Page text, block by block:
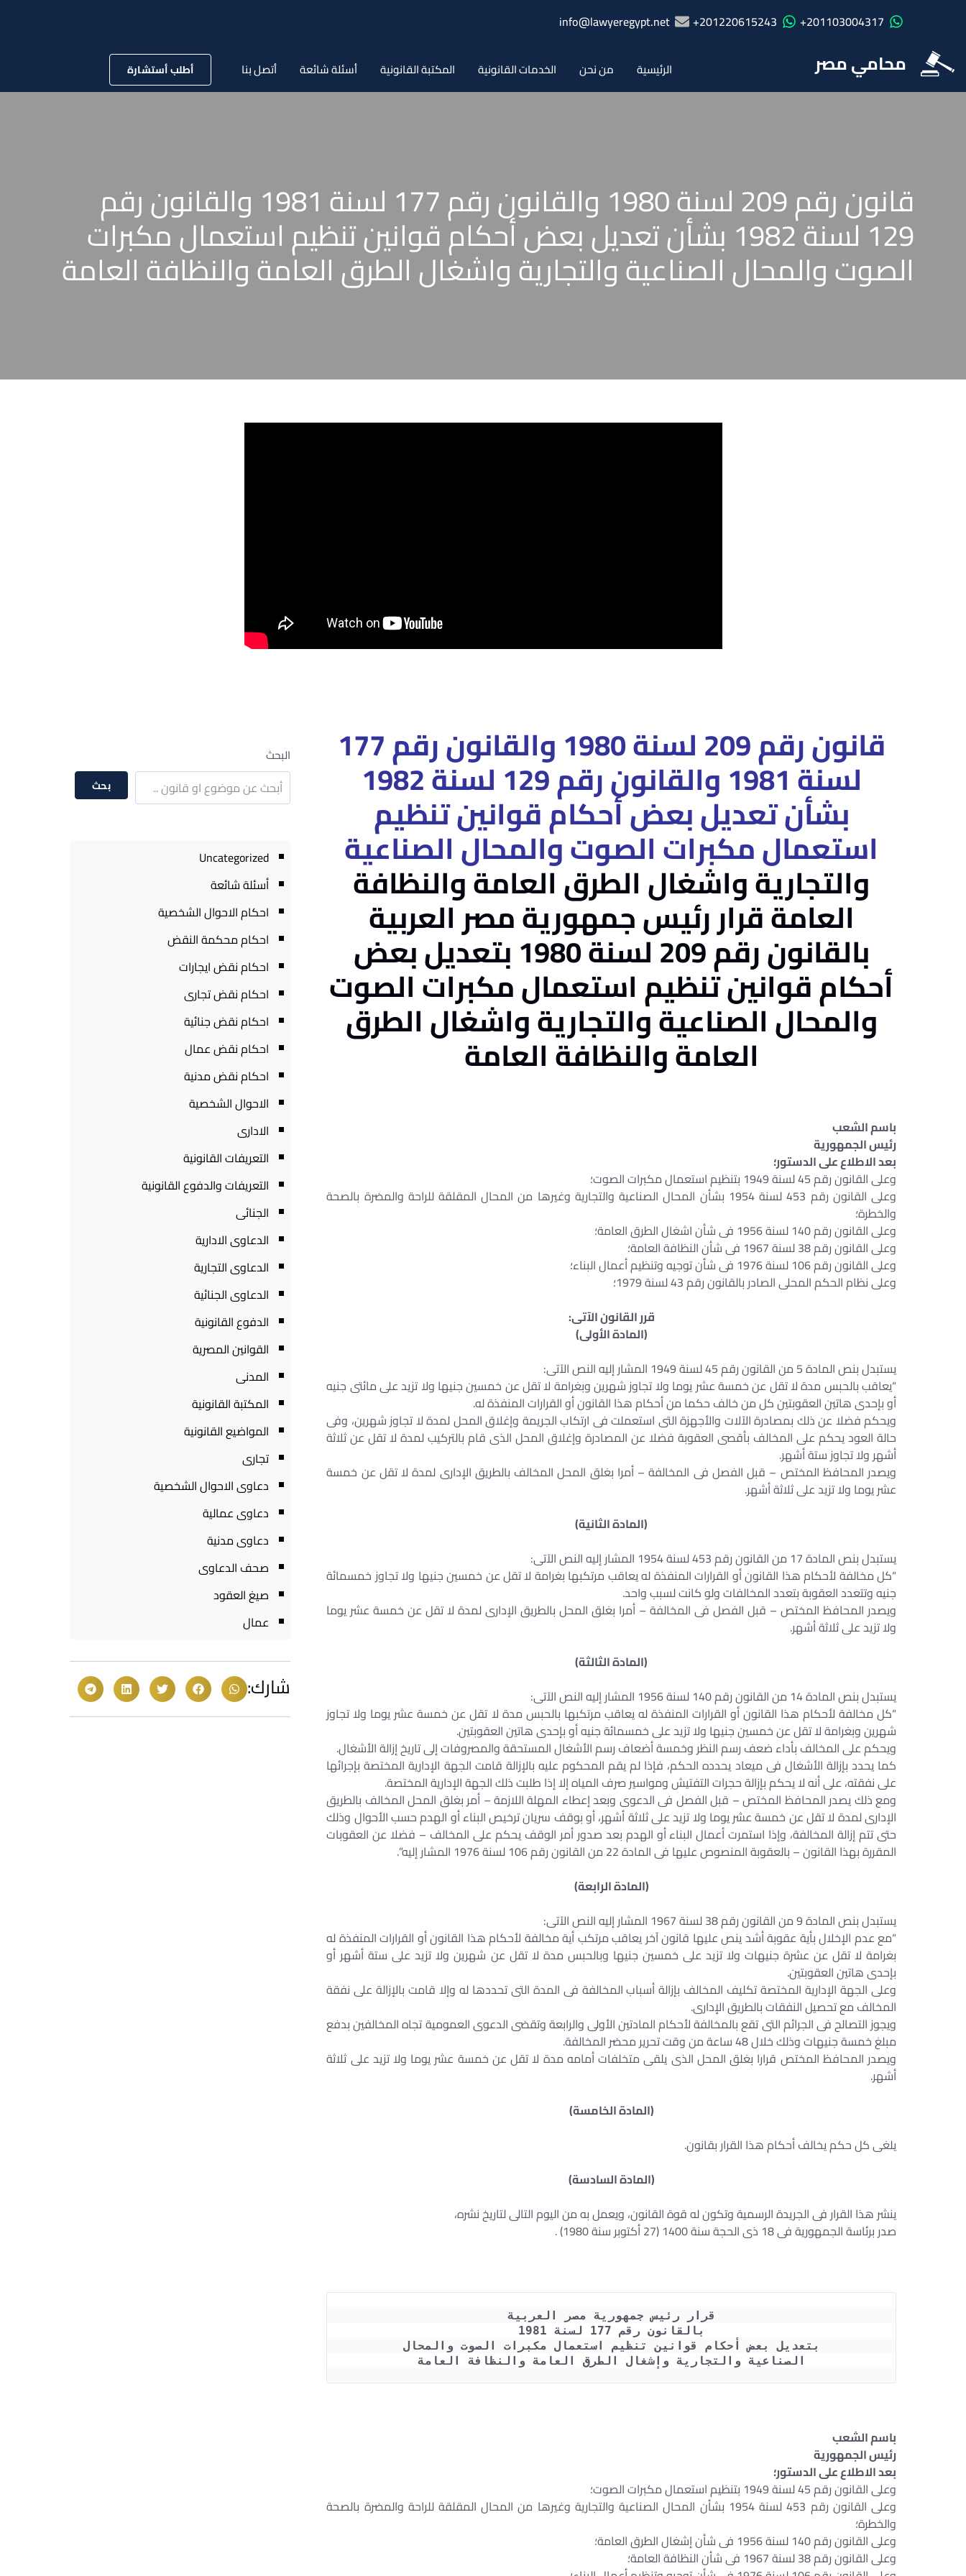
201103004317+
201220615243+
info@lawyeregypt.net
محامي مصر الرئيسية من نحن الخدمات القانونية المكتبة القانونية أسئلة شائعة أتصل بنا أطلب أستشارة
قانون رقم 209 لسنة 1980 والقانون رقم 177 لسنة 1981 والقانون رقم
129 لسنة 1982 بشأن تعديل بعض أحكام قوانين تنظيم استعمال مكبرات
الصوت والمحال الصناعية والتجارية واشغال الطرق العامة والنظافة العامة
قانون رقم 209 لسنة 1980 والقانون رقم 177
لسنة 1981 والقانون رقم 129 لسنة 1982
بشأن تعديل بعض أحكام قوانين تنظيم
استعمال مكبرات الصوت والمحال الصناعية
والتجارية واشغال الطرق العامة والنظافة
العامة قرار رئيس جمهورية مصر العربية
بالقانون رقم 209 لسنة 1980 بتعديل بعض
أحكام قوانين تنظيم استعمال مكبرات الصوت
والمحال الصناعيةوالتجارية واشغال الطرق
العامة والنظافة العامة
باسم الشعب
رئيس الجمهورية
بعد الاطلاع على الدستور؛
وعلى القانون رقم 45 لسنة 1949 بتنظيم استعمال مكبرات الصوت؛
وعلى القانون رقم 453 لسنة 1954 بشأن المحال الصناعية والتجارية وغيرها من المحال المقلقة للراحة والمضرة بالصحة
والخطرة؛
وعلى القانون رقم 140 لسنة 1956 فى شأن اشغال الطرق العامة؛
وعلى القانون رقم 38 لسنة 1967 فى شأن النظافة العامة؛
وعلى القانون رقم 106 لسنة 1976 فى شأن توجيه وتنظيم أعمال البناء؛
وعلى نظام الحكم المحلى الصادر بالقانون رقم 43 لسنة 1979؛
قرر القانون الآتى:
(المادة الأولى)
يستبدل بنص المادة 5 من القانون رقم 45 لسنة 1949 المشار إليه النص الآتى:
“يعاقب بالحبس مدة لا تقل عن خمسة عشر يوما ولا تجاوز شهرين وبغرامة لا تقل عن خمسين جنيها ولا تزيد على مائتى جنيه
أو بإحدى هاتين العقوبتين كل من خالف حكما من أحكام هذا القانون أو القرارات المنفذة له.
ويحكم فضلا عن ذلك بمصادرة الآلات والأجهزة التى استعملت فى ارتكاب الجريمة وإغلاق المحل لمدة لا تجاوز شهرين، وفى
حالة العود يحكم على المخالف بأقصى العقوبة فضلا عن المصادرة وإغلاق المحل الذى قام بالتركيب لمدة لا تقل عن ثلاثة
أشهر ولا تجاوز ستة أشهر.
ويصدر المحافظ المختص – قبل الفصل فى المخالفة – أمرا بغلق المحل المخالف بالطريق الإدارى لمدة لا تقل عن خمسة
عشر يوما ولا تزيد على ثلاثة أشهر.
(المادة الثانية)
يستبدل بنص المادة 17 من القانون رقم 453 لسنة 1954 المشار إليه النص الآتى:
“كل مخالفة لأحكام هذا القانون أو القرارات المنفذة له يعاقب مرتكبها بغرامة لا تقل عن خمسين جنيها ولا تجاوز خمسمائة
جنيه وتتعدد العقوبة بتعدد المخالفات ولو كانت لسبب واحد.
ويصدر المحافظ المختص – قبل الفصل فى المخالفة – أمرا بغلق المحل بالطريق الإدارى لمدة لا تقل عن خمسة عشر يوما
ولا تزيد على ثلاثة أشهر.
(المادة الثالثة)
يستبدل بنص المادة 14 من القانون رقم 140 لسنة 1956 المشار إليه النص الآتى:
“كل مخالفة لأحكام هذا القانون أو القرارات المنفذة له يعاقب مرتكبها بالحبس مدة لا تقل عن خمسة عشر يوما ولا تجاوز
شهرين وبغرامة لا تقل عن خمسين جنيها ولا تزيد على خمسمائة جنيه أو بإحدى هاتين العقوبتين.
ويحكم على المخالف بأداء ضعف رسم النظر وخمسة أضعاف رسم الأشغال المستحقة والمصروفات إلى تاريخ إزالة الأشغال.
كما يحدد بإزالة الأشغال فى ميعاد يحدده الحكم، فإذا لم يقم المحكوم عليه بالإزالة قامت الجهة الإدارية المختصة بإجرائها
على نفقته، على أنه لا يحكم بإزالة حجرات التفتيش ومواسير صرف المياه إلا إذا طلبت ذلك الجهة الإدارية المختصة.
ومع ذلك يصدر المحافظ المختص – قبل الفصل فى الدعوى وبعد إعطاء المهلة اللازمة – أمر بغلق المحل المخالف بالطريق
الإدارى لمدة لا تقل عن خمسة عشر يوما ولا تزيد على ثلاثة أشهر، أو بوقف سريان ترخيص البناء أو الهدم حسب الأحوال وذلك
حتى تتم إزالة المخالفة، وإذا استمرت أعمال البناء أو الهدم بعد صدور أمر الوقف يحكم على المخالف – فضلا عن العقوبات
المقررة بهذا القانون – بالعقوبة المنصوص عليها فى المادة 22 من القانون رقم 106 لسنة 1976 المشار إليه”.
(المادة الرابعة)
يستبدل بنص المادة 9 من القانون رقم 38 لسنة 1967 المشار إليه النص الآتى:
“مع عدم الإخلال بأية عقوبة أشد ينص عليها قانون آخر يعاقب مرتكب أية مخالفة لأحكام هذا القانون أو القرارات المنفذة له
بغرامة لا تقل عن عشرة جنيهات ولا تزيد على خمسين جنيها وبالحبس مدة لا تقل عن شهرين ولا تزيد على ستة أشهر أو
بإحدى هاتين العقوبتين.
وعلى الجهة الإدارية المختصة تكليف المخالف بإزالة أسباب المخالفة فى المدة التى تحددها له وإلا قامت بالإزالة على نفقة
المخالف مع تحصيل النفقات بالطريق الإدارى.
ويجوز التصالح فى الجرائم التى تقع بالمخالفة لأحكام المادتين الأولى والرابعة وتقضى الدعوى العمومية تجاه المخالفين بدفع
مبلغ خمسة جنيهات وذلك خلال 48 ساعة من وقت تحرير محضر المخالفة.
ويصدر المحافظ المختص قرارا بغلق المحل الذى يلقى متخلفات أمامه مدة لا تقل عن خمسة عشر يوما ولا تزيد على ثلاثة
أشهر.
(المادة الخامسة)
يلغى كل حكم يخالف أحكام هذا القرار بقانون.
(المادة السادسة)
ينشر هذا القرار فى الجريدة الرسمية وتكون له قوة القانون، ويعمل به من اليوم التالى لتاريخ نشره،
صدر برئاسة الجمهورية فى 18 ذى الحجة سنة 1400 (27 أكتوبر سنة 1980) .
قرار رئيس جمهورية مصر العربية
بالقانون رقم 177 لسنة 1981
بتعديل بعض أحكام قوانين تنظيم استعمال مكبرات الصوت والمحال
الصناعية والتجارية وإشغال الطرق العامة والنظافة العامة
باسم الشعب
رئيس الجمهورية
بعد الاطلاع على الدستور؛
وعلى القانون رقم 45 لسنة 1949 بتنظيم استعمال مكبرات الصوت؛
وعلى القانون رقم 453 لسنة 1954 بشأن المحال الصناعية والتجارية وغيرها من المحال المقلقة للراحة والمضرة بالصحة
والخطرة؛
وعلى القانون رقم 140 لسنة 1956 فى شأن إشغال الطرق العامة؛
وعلى القانون رقم 38 لسنة 1967 فى شأن النظافة العامة؛
البحث
بحث
Uncategorized
أسئلة شائعة
احكام الاحوال الشخصية
احكام محكمة النقض
احكام نقض ايجارات
احكام نقض تجارى
احكام نقض جنائية
احكام نقض عمال
احكام نقض مدنية
الاحوال الشخصية
الادارى
التعريفات القانونية
التعريفات والدفوع القانونية
الجنائى
الدعاوى الادارية
الدعاوى التجارية
الدعاوى الجنائية
الدفوع القانونية
القوانين المصرية
المدنى
المكتبة القانونية
المواضيع القانونية
تجارى
دعاوى الاحوال الشخصية
دعاوى عمالية
دعاوى مدنية
صحف الدعاوى
صيغ العقود
عمال
شارك: